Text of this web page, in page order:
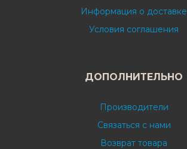
Информация о доставке
Условия соглашения
ДОПОЛНИТЕЛЬНО
Производители
Связаться с нами
Возврат товара